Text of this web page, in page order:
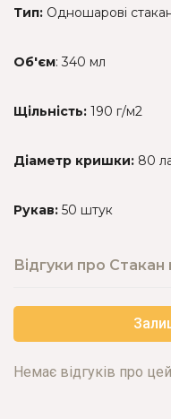
Тип: Одношарові
Об'єм: 340 мл
Щільність: 190 г/м2
Діаметр кришки: 80
Рукав: 50 штук
Відгуки про
Немає відгуків про